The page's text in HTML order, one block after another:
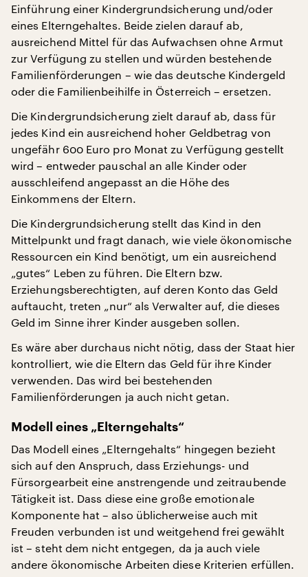
Einführung einer Kindergrundsicherung und/oder
eines Elterngehaltes. Beide zielen darauf ab,
ausreichend Mittel für das Aufwachsen ohne Armut
zur Verfügung zu stellen und würden bestehende
Familienförderungen – wie das deutsche Kindergeld
oder die Familienbeihilfe in Österreich – ersetzen.
Die Kindergrundsicherung zielt darauf ab, dass für
jedes Kind ein ausreichend hoher Geldbetrag von
ungefähr 600 Euro pro Monat zu Verfügung gestellt
wird – entweder pauschal an alle Kinder oder
ausschleifend angepasst an die Höhe des
Einkommens der Eltern.
Die Kindergrundsicherung stellt das Kind in den
Mittelpunkt und fragt danach, wie viele ökonomische
Ressourcen ein Kind benötigt, um ein ausreichend
„gutes“ Leben zu führen. Die Eltern bzw.
Erziehungsberechtigten, auf deren Konto das Geld
auftaucht, treten „nur“ als Verwalter auf, die dieses
Geld im Sinne ihrer Kinder ausgeben sollen.
Es wäre aber durchaus nicht nötig, dass der Staat hier
kontrolliert, wie die Eltern das Geld für ihre Kinder
verwenden. Das wird bei bestehenden
Familienförderungen ja auch nicht getan.
Modell eines „Elterngehalts“
Das Modell eines „Elterngehalts“ hingegen bezieht
sich auf den Anspruch, dass Erziehungs- und
Fürsorgearbeit eine anstrengende und zeitraubende
Tätigkeit ist. Dass diese eine große emotionale
Komponente hat – also üblicherweise auch mit
Freuden verbunden ist und weitgehend frei gewählt
ist – steht dem nicht entgegen, da ja auch viele
andere ökonomische Arbeiten diese Kriterien erfüllen.